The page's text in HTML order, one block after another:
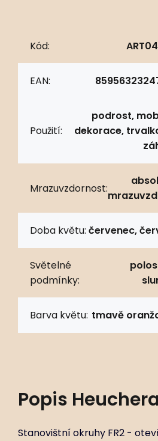
Kód:
EAN:
Použití:
podrost,
dekorace,
Mrazuvzdornost:
Doba květu: červenec,
Světelné
podmínky:
Barva květu: tmavě
Popis
Stanovištní okruhy FR2 -